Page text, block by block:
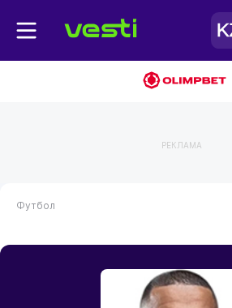
РЕКЛАМА
Футбол